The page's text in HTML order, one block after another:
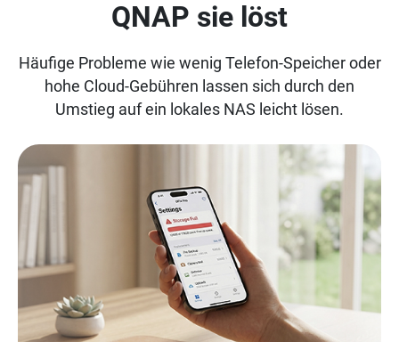
QNAP sie löst
Häufige Probleme wie wenig Telefon-Speicher oder
hohe Cloud-Gebühren lassen sich durch den
Umstieg auf ein lokales NAS leicht lösen.